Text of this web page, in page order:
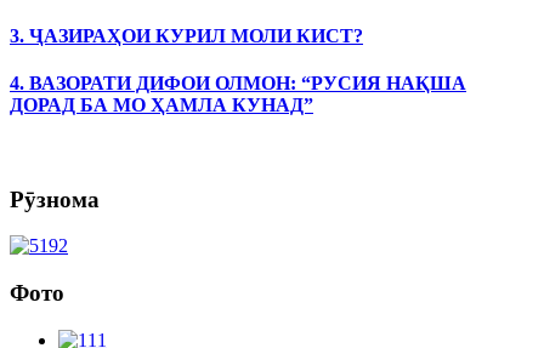
3. ҶАЗИРАҲОИ КУРИЛ МОЛИ КИСТ?
4. ВАЗОРАТИ ДИФОИ ОЛМОН: “РУСИЯ НАҚША
ДОРАД БА МО ҲАМЛА КУНАД”
Рӯзнома
Фото